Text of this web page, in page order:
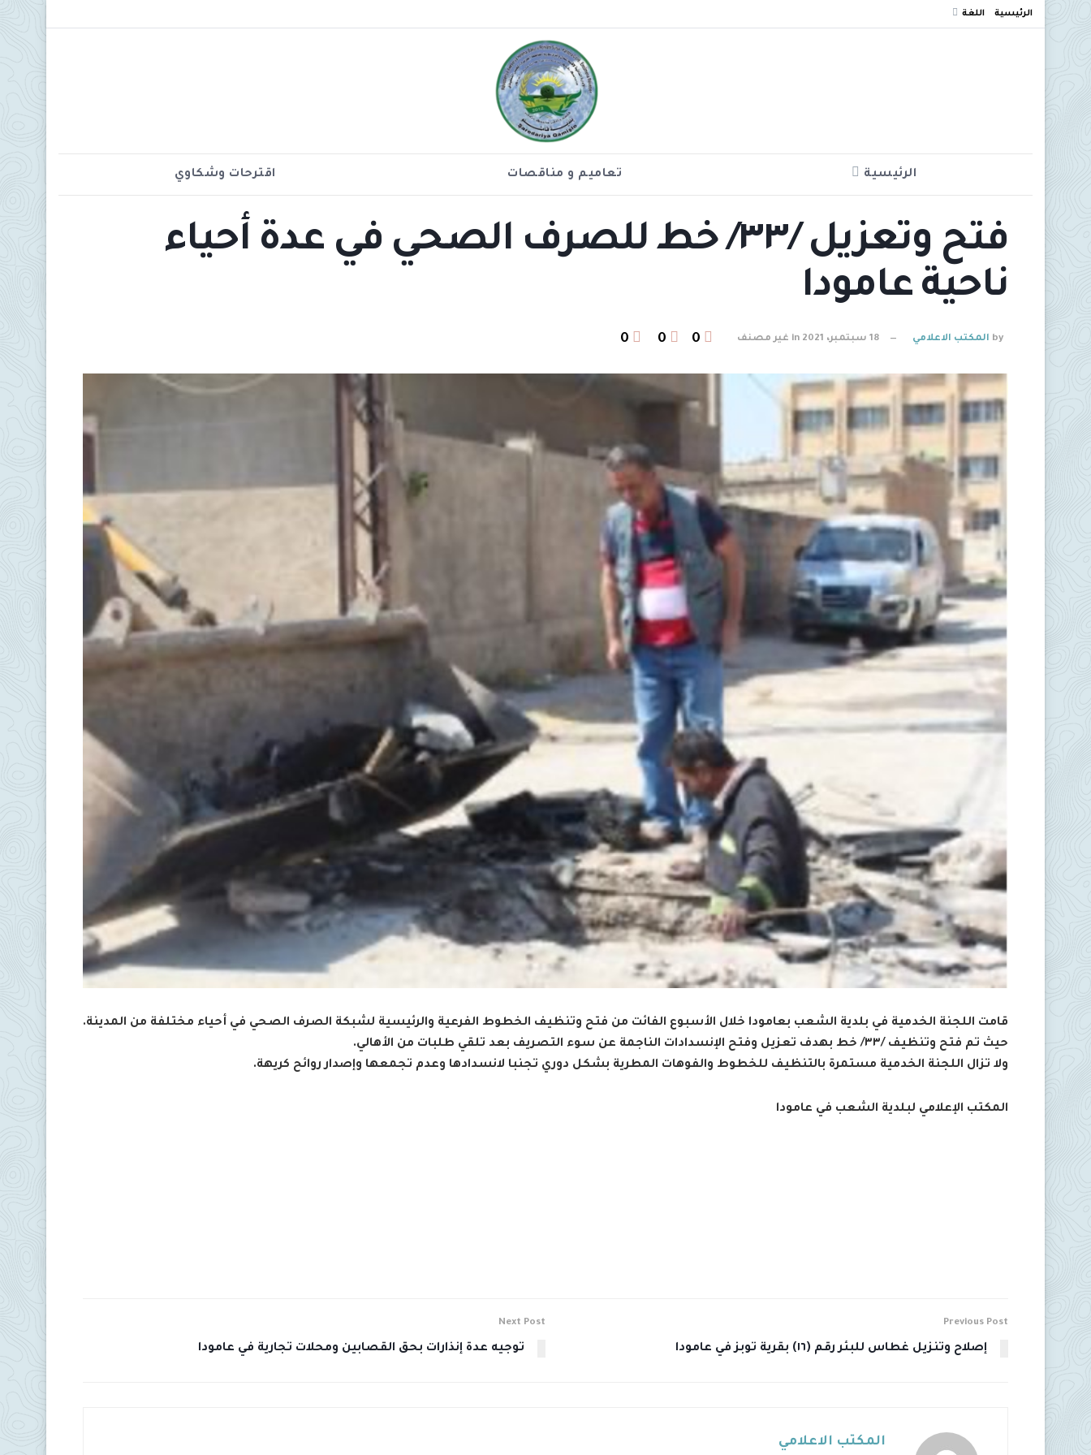
الرئيسية اللغة
الرئيسية تعاميم و مناقصات اقترحات وشكاوي
فتح وتعزيل /٣٣/ خط للصرف الصحي في عدة أحياء
ناحية عامودا
by المكتب الاعلامي 18 سبتمبر، 2021 in غير مصنف 0
0
قامت اللجنة الخدمية في بلدية الشعب بعامودا خلال الأسبوع الفائت من فتح وتنظيف الخطوط الفرعية والرئيسية لشبكة الصرف الصحي في أحياء مختلفة من المدينة.
حيث تم فتح وتنظيف /٣٣/ خط بهدف تعزيل وفتح الإنسدادات الناجمة عن سوء التصريف بعد تلقي طلبات من الأهالي.
ولا تزال اللجنة الخدمية مستمرة بالتنظيف للخطوط والفوهات المطرية بشكل دوري تجنبا لانسدادها وعدم تجمعها وإصدار روائح كريهة.
المكتب الإعلامي لبلدية الشعب في عامودا
Previous Post
إصلاح وتنزيل غطاس للبئر رقم (١٦) بقرية توبز في عامودا
Next Post
توجيه عدة إنذارات بحق القصابين ومحلات تجارية في عامودا
المكتب الاعلامي